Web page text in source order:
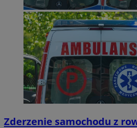
Zderzenie samochodu z